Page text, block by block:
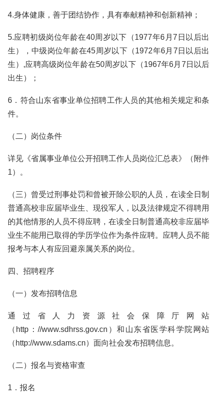
4.身体健康，善于团结协作，具有奉献精神和创新精神；
5.应聘初级岗位年龄在40周岁以下（1977年6月7日以后出
生），中级岗位年龄在45周岁以下（1972年6月7日以后出
生）,应聘高级岗位年龄在50周岁以下（1967年6月7日以后
出生）；
6．符合山东省事业单位招聘工作人员的其他相关规定和条
件。
（二）岗位条件
详见《省属事业单位公开招聘工作人员岗位汇总表》（附件
1）。
（三）曾受过刑事处罚和曾被开除公职的人员，在读全日制
普通高校非应届毕业生、现役军人，以及法律规定不得聘用
的其他情形的人员不得应聘，在读全日制普通高校非应届毕
业生不能用已取得的学历学位作为条件应聘。应聘人员不能
报考与本人有应回避亲属关系的岗位。
四、招聘程序
（一）发布招聘信息
通过省人力资源社会保障厅网站
（http：//www.sdhrss.gov.cn）和山东省医学科学院网站
（http://www.sdams.cn）面向社会发布招聘信息。
（二）报名与资格审查
1．报名